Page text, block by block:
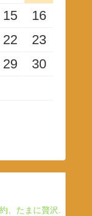
15
16
22
23
29
30
、たまに贅沢.